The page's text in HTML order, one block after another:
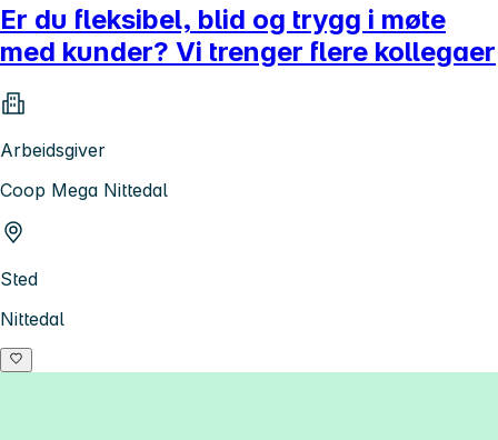
Er du fleksibel, blid og trygg i møte
med kunder? Vi trenger flere kollegaer
Arbeidsgiver
Coop Mega Nittedal
Sted
Nittedal